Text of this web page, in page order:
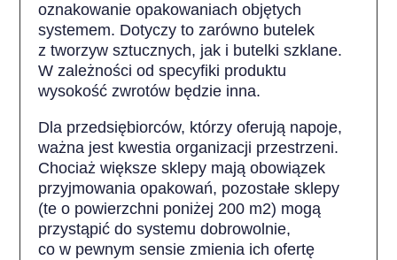
oznakowanie opakowaniach objętych
systemem. Dotyczy to zarówno butelek
z tworzyw sztucznych, jak i butelki szklane.
W zależności od specyfiki produktu
wysokość zwrotów będzie inna.
Dla przedsiębiorców, którzy oferują napoje,
ważna jest kwestia organizacji przestrzeni.
Chociaż większe sklepy mają obowiązek
przyjmowania opakowań, pozostałe sklepy
(te o powierzchni poniżej 200 m2) mogą
przystąpić do systemu dobrowolnie,
co w pewnym sensie zmienia ich ofertę